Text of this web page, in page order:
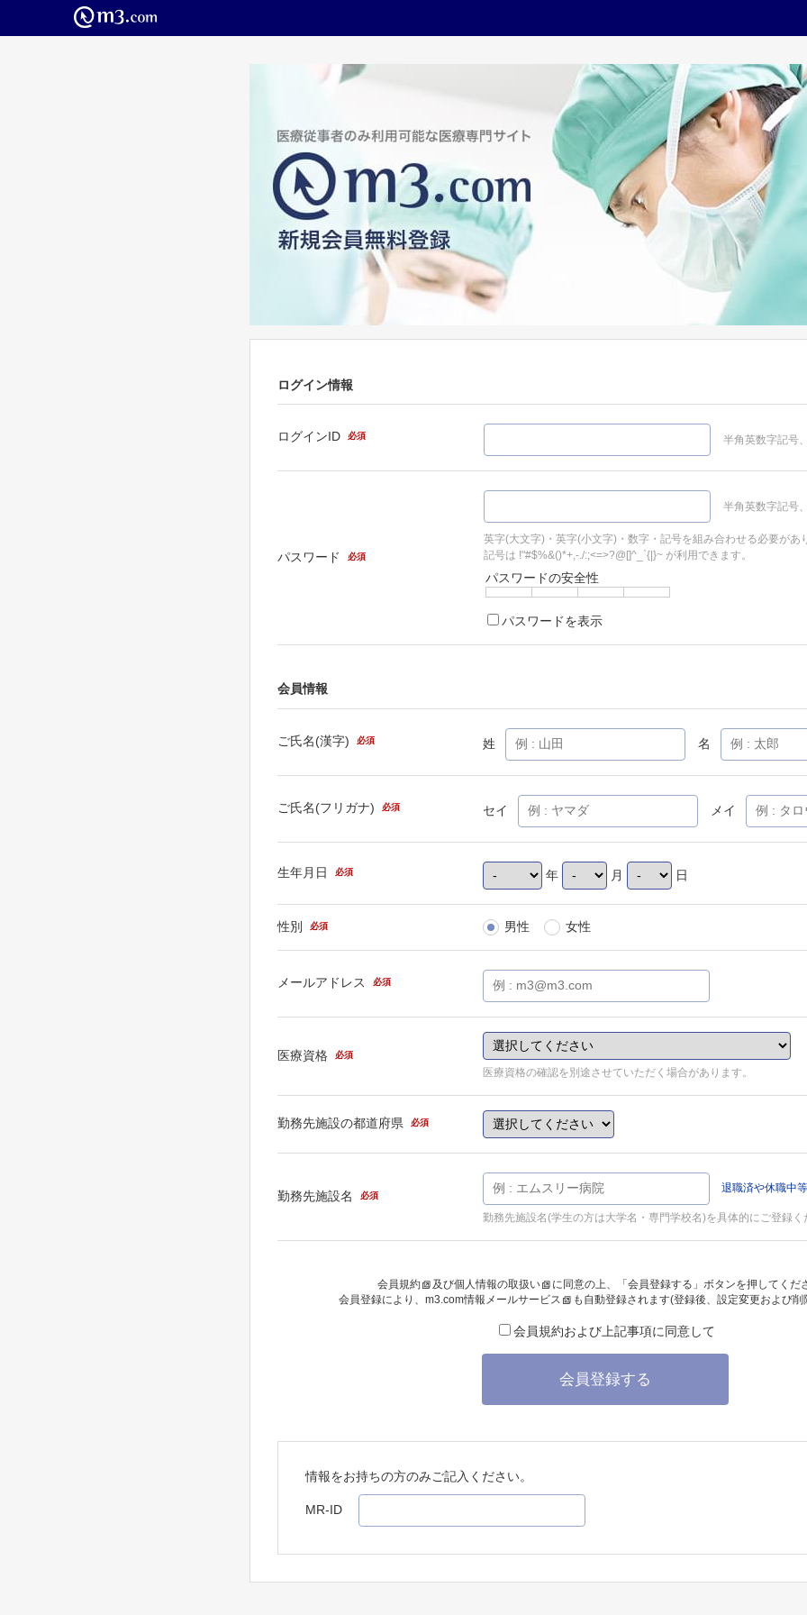
ログイン情報
ログインID 必須 半角英数字記号
パスワード 必須
半角英数字記号
英字(大文字)・英字(小文字)・数字・記号を組み合わせる必要があ
記号は !"#$%&()*+,-./:;<=>?@[]^_`{|}~ が利用できます。
パスワードの安全性
パスワードを表示
会員情報
ご氏名(漢字) 必須 姓 名
ご氏名(フリガナ) 必須 セイ メイ
生年月日 必須 年 月 日
性別 必須 男性 女性
メールアドレス 必須
医療資格 必須
医療資格の確認を別途させていただく場合があります。
勤務先施設の都道府県 必須
勤務先施設名 必須
退職済や休職中
勤務先施設名(学生の方は大学名・専門学校名)を具体的にご登録く
会員規約 及び個人情報の取扱い
に同意の上、「会員登録する」ボタンを押してくだ
会員登録により、 m3.com情報メールサービス も自動登録されます(登録後、設定変更および
会員規約および上記事項に同意して
会員登録する
情報をお持ちの方のみご記入ください。
MR-ID